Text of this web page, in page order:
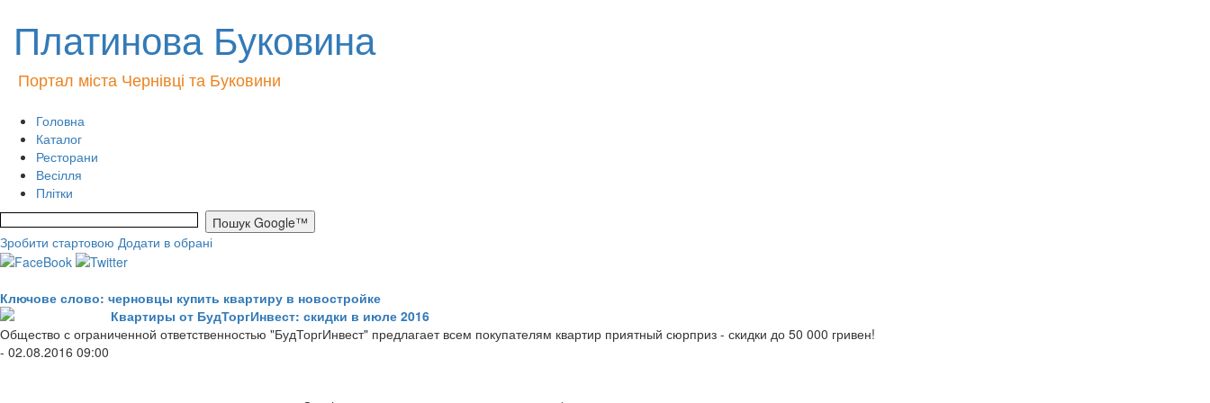
Платинова Буковина
Портал міста Чернівці та Буковини
Головна
Каталог
Ресторани
Весілля
Плітки
Зробити стартовою Додати в обрані
Ключове слово: черновцы купить квартиру в новостройке
Квартиры от БудТоргИнвест: скидки в июле 2016
Общество с ограниченной ответственностью "БудТоргИнвест" предлагает всем покупателям квартир приятный сюрприз - скидки до 50 000 гривен!
- 02.08.2016 09:00